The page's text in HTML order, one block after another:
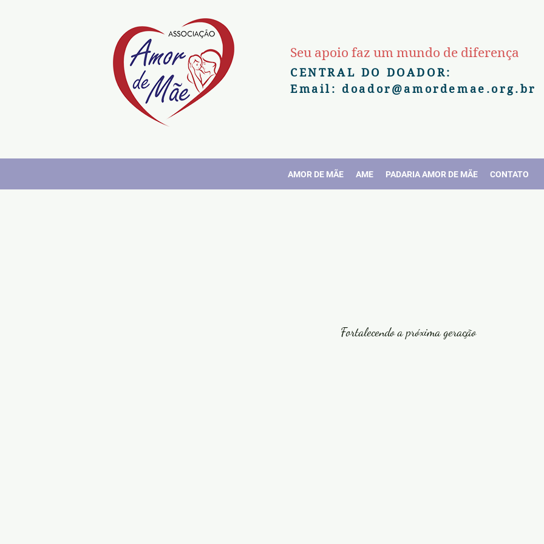
Seu apoio faz um mundo de diferença
CENTRAL DO DOADOR:
Email: doador@amordemae.org.br
AMOR DE MÃE AME PADARIA AMOR DE MÃE CONTATO
Fortalecendo a próxima geração